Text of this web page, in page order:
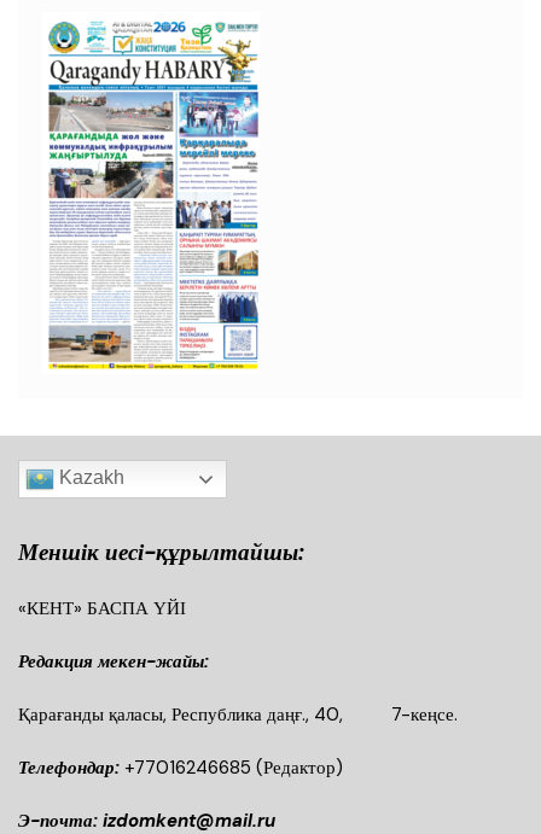
Kazakh
Меншік иесі-құрылтайшы:
«КЕНТ» БАСПА ҮЙІ
Редакция мекен-жайы:
Қарағанды қаласы, Республика даңғ., 40, 7-кеңсе.
Телефондар: +77016246685 (Редактор)
Э-почта: izdomkent@mail.ru